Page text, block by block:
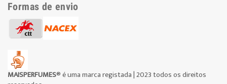
Formas de envio
MAISPERFUMES® é uma marca registada | 2023 todos os direitos